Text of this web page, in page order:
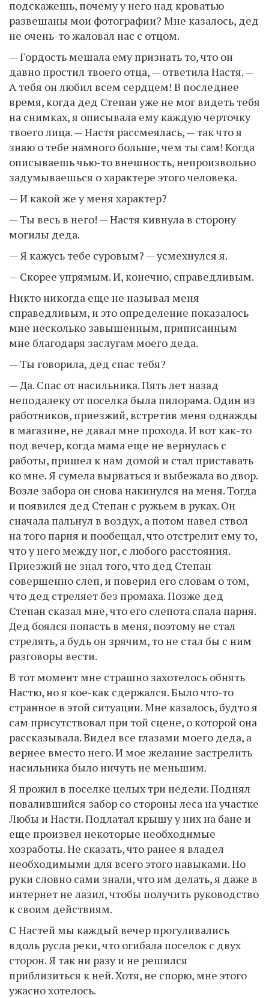
подскажешь, почему у него над кроватью
развешаны мои фотографии? Мне казалось, дед
не очень-то жаловал нас с отцом.
— Гордость мешала ему признать то, что он
давно простил твоего отца, — ответила Настя. —
А тебя он любил всем сердцем! В последнее
время, когда дед Степан уже не мог видеть тебя
на снимках, я описывала ему каждую черточку
твоего лица. — Настя рассмеялась, — так что я
знаю о тебе намного больше, чем ты сам! Когда
описываешь чью-то внешность, непроизвольно
задумываешься о характере этого человека.
— И какой же у меня характер?
— Ты весь в него! — Настя кивнула в сторону
могилы деда.
— Я кажусь тебе суровым? — усмехнулся я.
— Скорее упрямым. И, конечно, справедливым.
Никто никогда еще не называл меня
справедливым, и это определение показалось
мне несколько завышенным, приписанным
мне благодаря заслугам моего деда.
— Ты говорила, дед спас тебя?
— Да. Спас от насильника. Пять лет назад
неподалеку от поселка была пилорама. Один из
работников, приезжий, встретив меня однажды
в магазине, не давал мне прохода. И вот как-то
под вечер, когда мама еще не вернулась с
работы, пришел к нам домой и стал приставать
ко мне. Я сумела вырваться и выбежала во двор.
Возле забора он снова накинулся на меня. Тогда
и появился дед Степан с ружьем в руках. Он
сначала пальнул в воздух, а потом навел ствол
на того парня и пообещал, что отстрелит ему то,
что у него между ног, с любого расстояния.
Приезжий не знал того, что дед Степан
совершенно слеп, и поверил его словам о том,
что дед стреляет без промаха. Позже дед
Степан сказал мне, что его слепота спала парня.
Дед боялся попасть в меня, поэтому не стал
стрелять, а будь он зрячим, то не стал бы с ним
разговоры вести.
В тот момент мне страшно захотелось обнять
Настю, но я кое-как сдержался. Было что-то
странное в этой ситуации. Мне казалось, будто я
сам присутствовал при той сцене, о которой она
рассказывала. Видел все глазами моего деда, а
вернее вместо него. И мое желание застрелить
насильника было ничуть не меньшим.
Я прожил в поселке целых три недели. Поднял
повалившийся забор со стороны леса на участке
Любы и Насти. Подлатал крышу у них на бане и
еще произвел некоторые необходимые
хозработы. Не сказать, что ранее я владел
необходимыми для всего этого навыками. Но
руки словно сами знали, что им делать, я даже в
интернет не лазил, чтобы получить руководство
к своим действиям.
С Настей мы каждый вечер прогуливались
вдоль русла реки, что огибала поселок с двух
сторон. Я так ни разу и не решился
приблизиться к ней. Хотя, не спорю, мне этого
ужасно хотелось.